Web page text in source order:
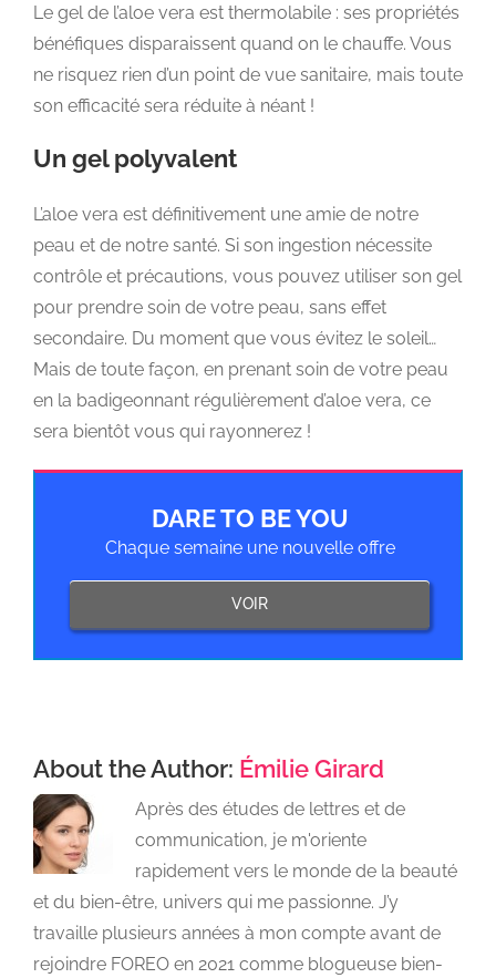
Le gel de l’aloe vera est thermolabile : ses propriétés
bénéfiques disparaissent quand on le chauffe. Vous
ne risquez rien d’un point de vue sanitaire, mais toute
son efficacité sera réduite à néant !
Un gel polyvalent
L’aloe vera est définitivement une amie de notre
peau et de notre santé. Si son ingestion nécessite
contrôle et précautions, vous pouvez utiliser son gel
pour prendre soin de votre peau, sans effet
secondaire. Du moment que vous évitez le soleil…
Mais de toute façon, en prenant soin de votre peau
en la badigeonnant régulièrement d’aloe vera, ce
sera bientôt vous qui rayonnerez !
DARE TO BE YOU
Chaque semaine une nouvelle offre
VOIR
About the Author: Émilie Girard
Après des études de lettres et de
communication, je m'oriente
rapidement vers le monde de la beauté
et du bien-être, univers qui me passionne. J’y
travaille plusieurs années à mon compte avant de
rejoindre FOREO en 2021 comme blogueuse bien-